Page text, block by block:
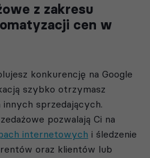
z zakresu
cen w
konkurencję na Google
szybko otrzymasz
sprzedających.
pozwalają Ci na
internetowych i śledzenie
oraz klientów lub